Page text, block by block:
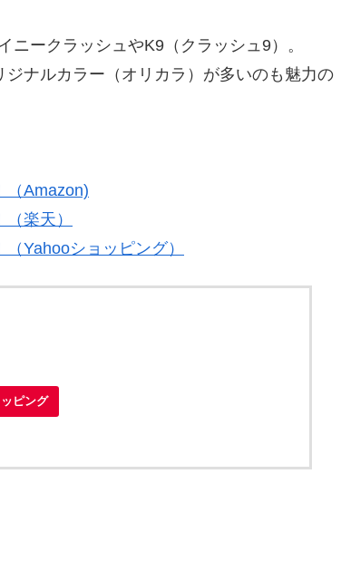
ークラッシュやK9（クラッシュ9）。
ナルカラー（オリカラ）が多いのも魅力の
Amazon)
楽天）
Yahooショッピング）
ピング